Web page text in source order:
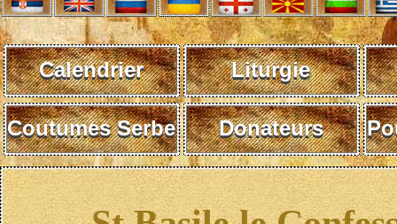
Calendrier Liturgie
Coutumes Serbe Donateurs